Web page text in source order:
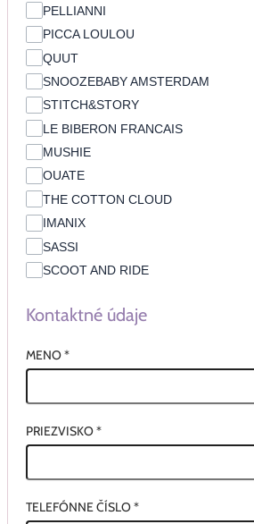
PELLIANNI
PICCA LOULOU
QUUT
SNOOZEBABY AMSTERDAM
STITCH&STORY
LE BIBERON FRANCAIS
MUSHIE
OUATE
THE COTTON CLOUD
IMANIX
SASSI
SCOOT AND RIDE
Kontaktné údaje
MENO*
PRIEZVISKO*
TELEFÓNNE ČÍSLO*